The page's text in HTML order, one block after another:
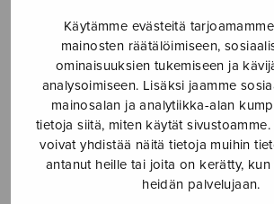
Käytämme evästeitä
mainosten räätälöimiseen,
ominaisuuksien tukemiseen ja
analysoimiseen. Lisäksi jaamme
mainosalan ja analytiikka-alan
tietoja siitä, miten käytät
voivat yhdistää näitä tietoja muihin
antanut heille tai joita on kerätty,
heidän palvelujaan.
SEKAKUORO
SOITINKOULUT JA OPPAAT
SOITINMUSIIKKI
YKSINLAULU